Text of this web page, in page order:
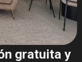
gratuita y